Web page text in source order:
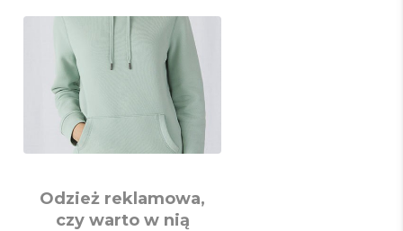
Odzież reklamowa,
czy warto w nią